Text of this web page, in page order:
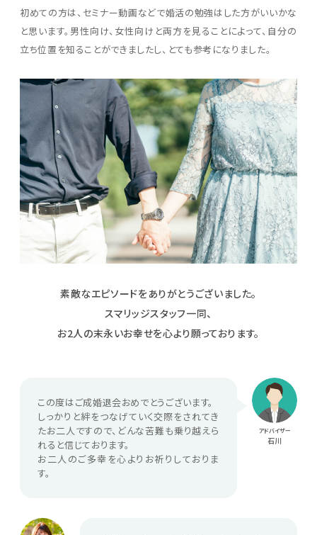
初めての方は、セミナー動画などで婚活の勉強はした方がいいかな
と思います。男性向け、女性向けと両方を見ることによって、自分の
立ち位置を知ることができましたし、とても参考になりました。
素敵なエピソードをありがとうございました。
スマリッジスタッフ一同、
お2人の末永いお幸せを心より願っております。
この度はご成婚退会おめでとうございます。
しっかりと絆をつなげていく交際をされてき
たお二人ですので、どんな苦難も乗り越えら
れると信じております。
お二人のご多幸を心よりお祈りしておりま
す。
アドバイザー
石川